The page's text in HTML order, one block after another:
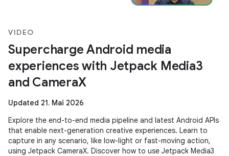
VIDEO
Supercharge Android media
experiences with Jetpack Media3
and CameraX
Updated 21. Mai 2026
Explore the end-to-end media pipeline and latest Android APIs
that enable next-generation creative experiences. Learn to
capture in any scenario, like low-light or fast-moving action,
using Jetpack CameraX. Discover how to use Jetpack Media3